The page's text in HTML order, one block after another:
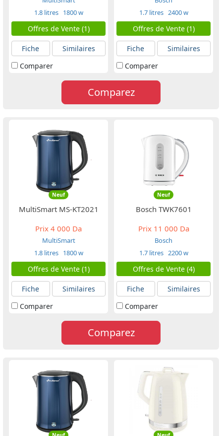
1.8 litres 1800 w
Offres de Vente (1)
Fiche
Similaires
Comparer
1.7 litres 2400 w
Offres de Vente (1)
Fiche
Similaires
Comparer
Comparez
Neuf
MultiSmart MS-KT2021
Prix 4 000 Da
MultiSmart
1.8 litres 1800 w
Offres de Vente (1)
Fiche
Similaires
Comparer
Neuf
Bosch TWK7601
Prix11 000 Da
Bosch
1.7 litres 2200 w
Offres de Vente (4)
Fiche
Similaires
Comparer
Comparez